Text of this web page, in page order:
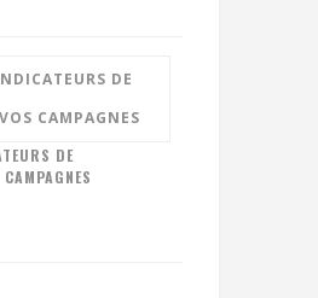
DE